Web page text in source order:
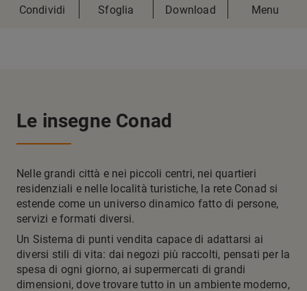
Condividi Sfoglia Download Menu
Le insegne Conad
Nelle grandi città e nei piccoli centri, nei quartieri
residenziali e nelle località turistiche, la rete Conad si
estende come un universo dinamico fatto di persone,
servizi e formati diversi.
Un Sistema di punti vendita capace di adattarsi ai
diversi stili di vita: dai negozi più raccolti, pensati per la
spesa di ogni giorno, ai supermercati di grandi
dimensioni, dove trovare tutto in un ambiente moderno,